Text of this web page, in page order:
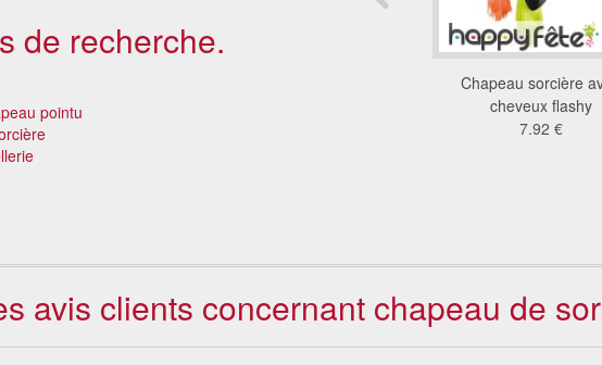
de recherche.
pointu
de
Chapeau sorcière
cheveux flashy
7.92 €
avis clients concernant chapeau de